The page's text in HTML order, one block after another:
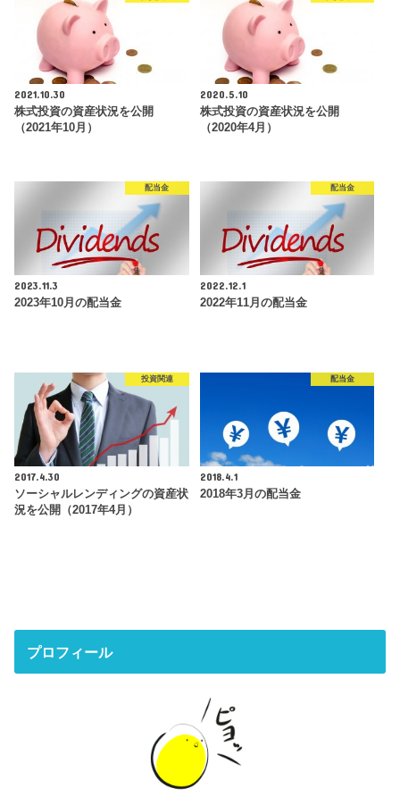
2021.10.30
株式投資の資産状況を公開
（2021年10月）
2020.5.10
株式投資の資産状況を公開
（2020年4月）
配当金
2023.11.3
2023年10月の配当金
配当金
2022.12.1
2022年11月の配当金
投資関連
2017.4.30
ソーシャルレンディングの資産状
況を公開（2017年4月）
配当金
2018.4.1
2018年3月の配当金
プロフィール